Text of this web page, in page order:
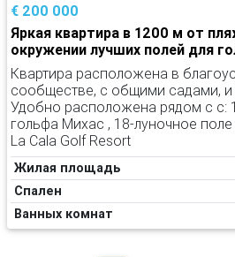
€ 200 000
Яркая квартира в 1200 м от
окружении лучших полей для
Квартира расположена в
сообществе, с общими садами,
Удобно расположена рядом с с:
гольфа Михас , 18-луночное
La Cala Golf Resort
Жилая площадь
Спален
Ванных комнат